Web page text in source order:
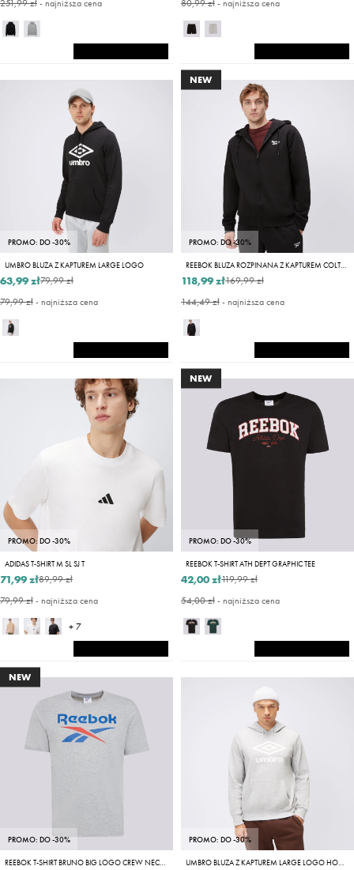
251,99 zł- najniższa cena 80,99 zł- najniższa cena
PROMO: DO -30%
UMBRO BLUZA Z KAPTUREM LARGE LOGO
79,99 zł
63,99 zł
79,99 zł- najniższa cena
NEW
PROMO: DO -30%
REEBOK BLUZA ROZPINANA Z KAPTUREM COLTON
169,99 zł
118,99 zł
144,49 zł- najniższa cena
PROMO: DO -30%
ADIDAS T-SHIRT M SL SJ T
89,99 zł
71,99 zł
79,99 zł- najniższa cena
+ 7
NEW
PROMO: DO -30%
REEBOK T-SHIRT ATH DEPT GRAPHIC TEE
119,99 zł
42,00 zł
54,00 zł- najniższa cena
NEW
PROMO: DO -30%
REEBOK T-SHIRT BRUNO BIG LOGO CREW NECK SS TEE
PROMO: DO -30%
UMBRO BLUZA Z KAPTUREM LARGE LOGO HOODIE